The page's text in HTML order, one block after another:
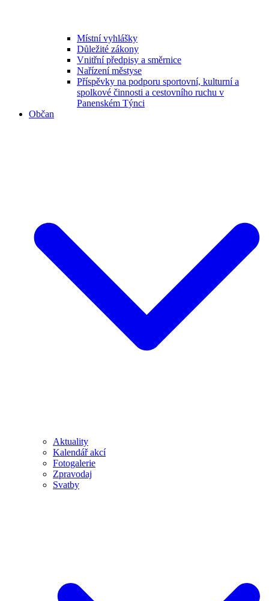
Místní vyhlášky
Důležité zákony
Vnitřní předpisy a směrnice
Nařízení městyse
Příspěvky na podporu sportovní, kulturní a
spolkové činnosti a cestovního ruchu v
Panenském Týnci
Občan
Aktuality
Kalendář akcí
Fotogalerie
Zpravodaj
Svatby